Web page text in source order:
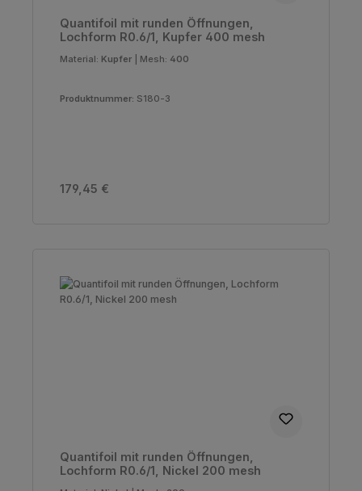
Quantifoil mit runden Öffnungen,
Lochform R0.6/1, Kupfer 400 mesh
Material: Kupfer Mesh: 400
Produktnummer: S180-3
Regulärer Preis:
179,45 €
Quantifoil mit runden Öffnungen,
Lochform R0.6/1, Nickel 200 mesh